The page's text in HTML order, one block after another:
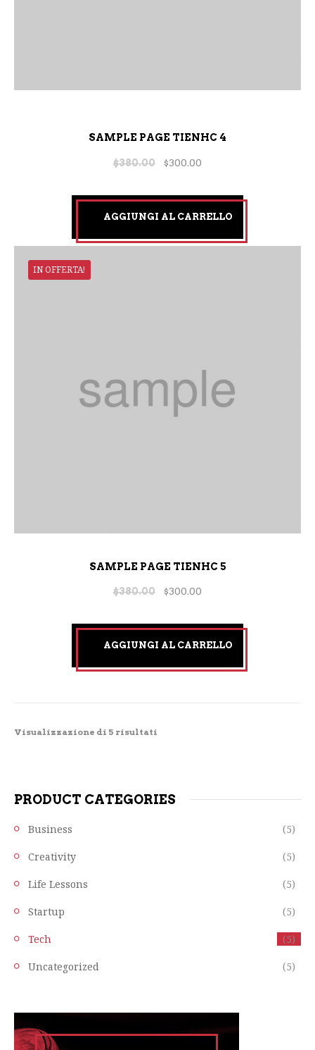
SAMPLE PAGE TIENHC 4
$380.00 $300.00
AGGIUNGI AL CARRELLO
IN OFFERTA!
SAMPLE PAGE TIENHC 5
$380.00 $300.00
AGGIUNGI AL CARRELLO
Visualizzazione di 5 risultati
PRODUCT CATEGORIES
Business (5)
Creativity (5)
Life Lessons (5)
Startup (5)
Tech (5)
Uncategorized (5)